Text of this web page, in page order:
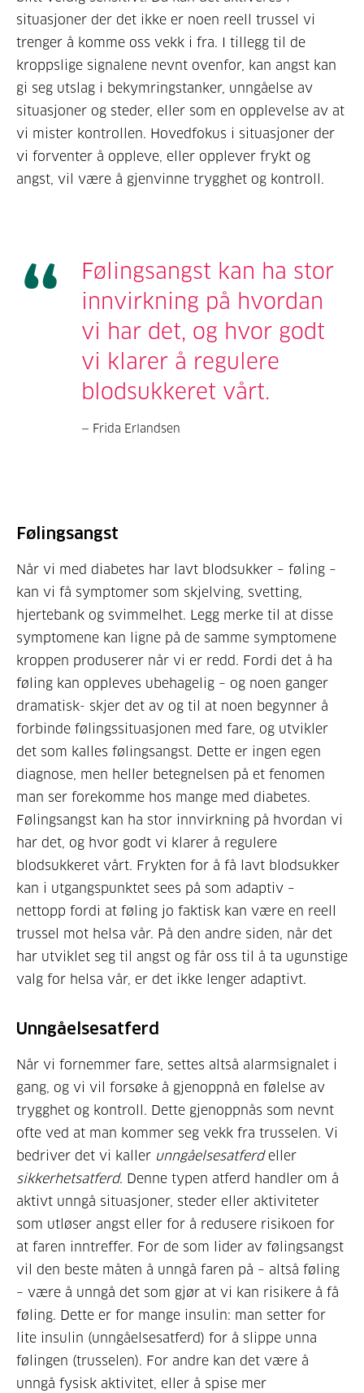
situasjoner der det ikke er noen reell trussel vi
trenger å komme oss vekk i fra. I tillegg til de
kroppslige signalene nevnt ovenfor, kan angst kan
gi seg utslag i bekymringstanker, unngåelse av
situasjoner og steder, eller som en opplevelse av at
vi mister kontrollen. Hovedfokus i situasjoner der
vi forventer å oppleve, eller opplever frykt og
angst, vil være å gjenvinne trygghet og kontroll.
Følingsangst kan ha stor
innvirkning på hvordan
vi har det, og hvor godt
vi klarer å regulere
blodsukkeret vårt.
Frida Erlandsen
Følingsangst
Når vi med diabetes har lavt blodsukker – føling –
kan vi få symptomer som skjelving, svetting,
hjertebank og svimmelhet. Legg merke til at disse
symptomene kan ligne på de samme symptomene
kroppen produserer når vi er redd. Fordi det å ha
føling kan oppleves ubehagelig – og noen ganger
dramatisk- skjer det av og til at noen begynner å
forbinde følingssituasjonen med fare, og utvikler
det som kalles følingsangst. Dette er ingen egen
diagnose, men heller betegnelsen på et fenomen
man ser forekomme hos mange med diabetes.
Følingsangst kan ha stor innvirkning på hvordan vi
har det, og hvor godt vi klarer å regulere
blodsukkeret vårt. Frykten for å få lavt blodsukker
kan i utgangspunktet sees på som adaptiv –
nettopp fordi at føling jo faktisk kan være en reell
trussel mot helsa vår. På den andre siden, når det
har utviklet seg til angst og får oss til å ta ugunstige
valg for helsa vår, er det ikke lenger adaptivt.
Unngåelsesatferd
Når vi fornemmer fare, settes altså alarmsignalet i
gang, og vi vil forsøke å gjenoppnå en følelse av
trygghet og kontroll. Dette gjenoppnås som nevnt
ofte ved at man kommer seg vekk fra trusselen. Vi
bedriver det vi kaller unngåelsesatferd eller
sikkerhetsatferd. Denne typen atferd handler om å
aktivt unngå situasjoner, steder eller aktiviteter
som utløser angst eller for å redusere risikoen for
at faren inntreffer. For de som lider av følingsangst
vil den beste måten å unngå faren på – altså føling
– være å unngå det som gjør at vi kan risikere å få
føling. Dette er for mange insulin: man setter for
lite insulin (unngåelsesatferd) for å slippe unna
følingen (trusselen). For andre kan det være å
unngå fysisk aktivitet, eller å spise mer